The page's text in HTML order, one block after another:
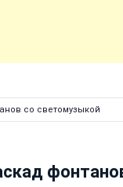
со светомузыкой